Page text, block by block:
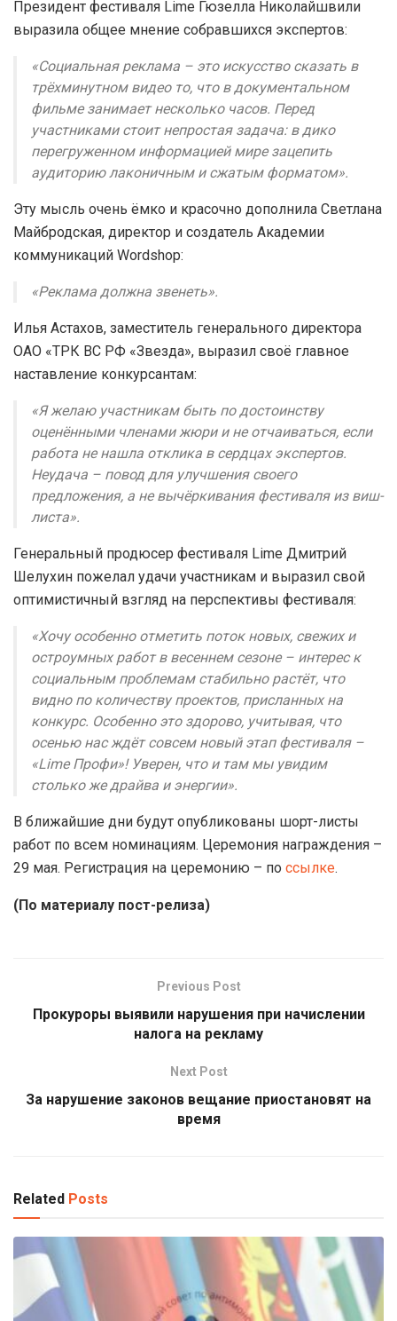
Президент фестиваля Lime Гюзелла Николайшвили
выразила общее мнение собравшихся экспертов:
«Социальная реклама – это искусство сказать в
трёхминутном видео то, что в документальном
фильме занимает несколько часов. Перед
участниками стоит непростая задача: в дико
перегруженном информацией мире зацепить
аудиторию лаконичным и сжатым форматом».
Эту мысль очень ёмко и красочно дополнила Светлана
Майбродская, директор и создатель Академии
коммуникаций Wordshop:
«Реклама должна звенеть».
Илья Астахов, заместитель генерального директора
ОАО «ТРК ВС РФ «Звезда», выразил своё главное
наставление конкурсантам:
«Я желаю участникам быть по достоинству
оценёнными членами жюри и не отчаиваться, если
работа не нашла отклика в сердцах экспертов.
Неудача – повод для улучшения своего
предложения, а не вычёркивания фестиваля из виш-
листа».
Генеральный продюсер фестиваля Lime Дмитрий
Шелухин пожелал удачи участникам и выразил свой
оптимистичный взгляд на перспективы фестиваля:
«Хочу особенно отметить поток новых, свежих и
остроумных работ в весеннем сезоне – интерес к
социальным проблемам стабильно растёт, что
видно по количеству проектов, присланных на
конкурс. Особенно это здорово, учитывая, что
осенью нас ждёт совсем новый этап фестиваля –
«Lime Профи»! Уверен, что и там мы увидим
столько же драйва и энергии».
В ближайшие дни будут опубликованы шорт-листы
работ по всем номинациям. Церемония награждения –
29 мая. Регистрация на церемонию – по ссылке.
(По материалу пост-релиза)
Previous Post
Прокуроры выявили нарушения при начислении
налога на рекламу
Next Post
За нарушение законов вещание приостановят на
время
Related Posts